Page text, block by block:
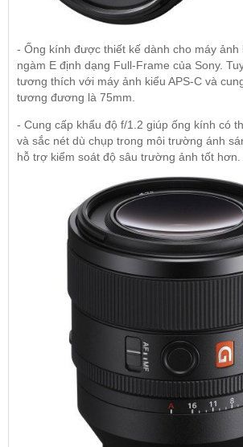
- Ống kính được thiết kế dành cho máy
ngàm E định dạng Full-Frame của Sony.
tương thích với máy ảnh kiểu APS-C và
tương đương là 75mm.
- Cung cấp khẩu độ f/1.2 giúp ống kính có
và sắc nét dù chụp trong môi trường ánh
hỗ trợ kiểm soát độ sâu trường ảnh tốt hơn.